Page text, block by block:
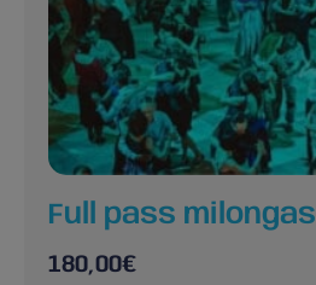
Full pass milongas
180,00€